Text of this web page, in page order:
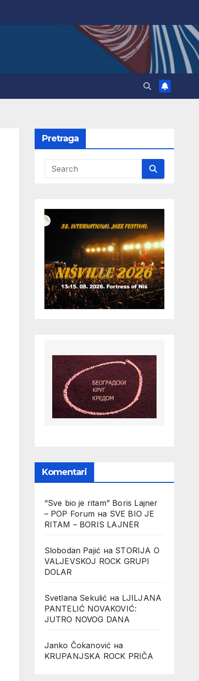
Pretraga
Komentari
“Sve bio je ritam” Boris Lajner
– POP Forum на SVE BIO JE
RITAM – BORIS LAJNER
Slobodan Pajić на STORIJA O
VALJEVSKOJ ROCK GRUPI
DOLAR
Svetlana Sekulić на LJILJANA
PANTELIĆ NOVAKOVIĆ:
JUTRO NOVOG DANA
Janko Čokanović на
KRUPANJSKA ROCK PRIČA